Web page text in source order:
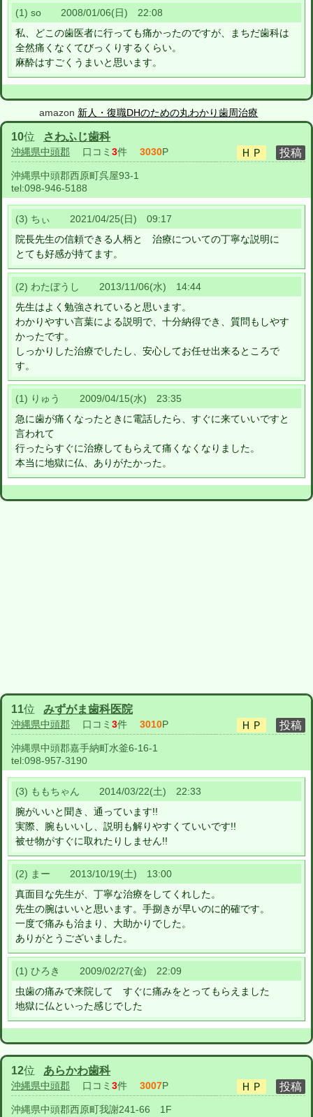
(1) so 2008/01/06(日) 22:08
私、どこの歯医者に行っても痛かったのですが、まちだ歯科は
全然痛くなくてびっくりするくらい。
麻酔はすごくうまいと思います。
amazon 新人・復職DHのための丸わかり歯周治療
10位 さわふじ歯科
沖縄県中頭郡 口コミ 3件 3030P
沖縄県中頭郡西原町呉屋93-1
tel:098-946-5188
(3) ちぃ 2021/04/25(日) 09:17
院長先生の信頼できる人柄と 治療についての丁寧な説明に
とても好感が持てます。
(2) わたぼうし 2013/11/06(水) 14:44
先生はよく勉強されていると思います。
わかりやすい言葉による説明で、十分納得でき、質問もしやす
かったです。
しっかりした治療でしたし、安心してお任せ出来るところで
す。
(1) りゅう 2009/04/15(水) 23:35
急に歯が痛くなったときに電話したら、すぐに来ていいですと
言われて
行ったらすぐに治療してもらえて痛くなくなりました。
本当に地獄に仏、ありがたかった。
11位 みずがま歯科医院
沖縄県中頭郡 口コミ 3件 3010P
沖縄県中頭郡嘉手納町水釜6-16-1
tel:098-957-3190
(3) ももちゃん 2014/03/22(土) 22:33
腕がいいと聞き、通っています!!
実際、腕もいいし、説明も解りやすくていいです!!
被せ物がすぐに取れたりしません!!
(2) まー 2013/10/19(土) 13:00
真面目な先生が、丁寧な治療をしてくれした。
先生の腕はいいと思います。手捌きが早いのに的確です。
一度で痛みも治まり、大助かりでした。
ありがとうございました。
(1) ひろき 2009/02/27(金) 22:09
虫歯の痛みで来院して すぐに痛みをとってもらえました
地獄に仏といった感じでした
12位 あらかわ歯科
沖縄県中頭郡 口コミ 3件 3007P
沖縄県中頭郡西原町我謝241-66 1F